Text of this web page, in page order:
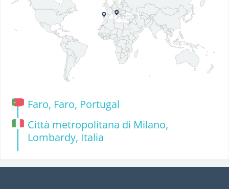
Faro, Faro, Portugal
Città metropolitana di Milano,
Lombardy, Italia